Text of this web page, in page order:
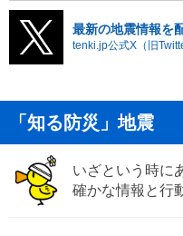
最新の地震情報を
tenki.jp公式X（旧
「知る防災」地震
いざという時に
確かな情報と行